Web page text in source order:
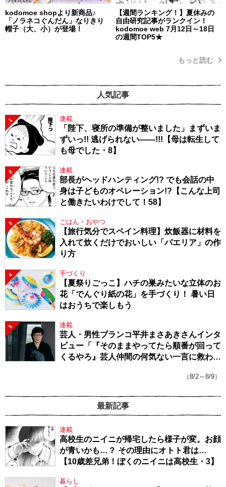
kodomoe shopより新商品♪
「ノラネコぐんだん」なりきり
帽子（大、小）が登場！
【週間ランキング！】夏休みの
自由研究記事がランクイン！
kodomoe web 7月12日～18日
の週間TOP5★
もっと読む
人気記事
1 連載
「陛下、寝所の準備が整いました」まずいま
ずいっ!! 逃げられない――!!!【母は転生して
も母でした・8】
2 連載
部長がヘッドハンティング!? でも会話の中
身は子どものオペレーション!?【こんな上司
と働きたいわけでして！58】
3 ごはん・おやつ
【旅行気分でスペイン料理】炊飯器に材料を
入れて炊くだけでおいしい「パエリア」の作
り方
4 手づくり
【夏祭りごっこ】ハチの巣みたいな立体のお
花「でんぐり紙の花」を手づくり！ 暑い日
はおうちで楽しもう
5 連載
芸人・男性ブランコ平井まさあきさんインタ
ビュー「『そのままやってたら順番が回って
くるやろ』芸人仲間の何気ない一言に救われ
（8/2～8/9）
最新記事
連載
高校生のニイニが帰宅したら様子が変。お顔
が青いかも…？ その理由にオトト君は…
【10歳差兄弟！ぼくのニイニは高校生・3】
暮らし